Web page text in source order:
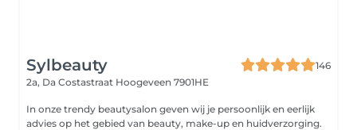
Sylbeauty
146
2a, Da Costastraat Hoogeveen 7901HE
In onze trendy beautysalon geven wij je persoonlijk en eerlijk
advies op het gebied van beauty, make-up en huidverzorging.